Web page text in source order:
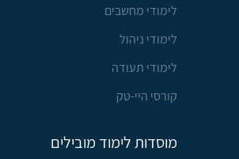
לימודי מחשבים
לימודי ניהול
לימודי תעודה
קורסי היי-טק
מוסדות לימוד מובילים